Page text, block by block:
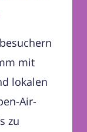
mit
lokalen
Air-
zu